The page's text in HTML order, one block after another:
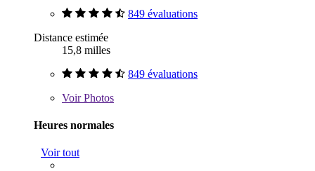
849 évaluations
Distance estimée
15,8 milles
849 évaluations
VoirPhotos
Heures normales
Voir tout